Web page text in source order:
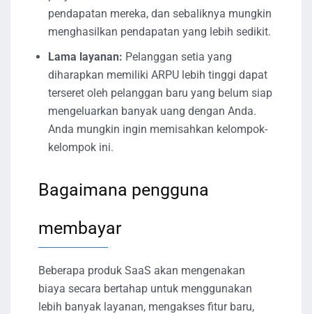
pendapatan mereka, dan sebaliknya mungkin
menghasilkan pendapatan yang lebih sedikit.
Lama layanan: Pelanggan setia yang
diharapkan memiliki ARPU lebih tinggi dapat
terseret oleh pelanggan baru yang belum siap
mengeluarkan banyak uang dengan Anda.
Anda mungkin ingin memisahkan kelompok-
kelompok ini.
Bagaimana pengguna
membayar
Beberapa produk SaaS akan mengenakan
biaya secara bertahap untuk menggunakan
lebih banyak layanan, mengakses fitur baru,